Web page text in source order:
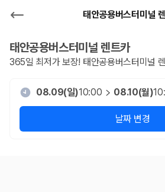
태안공용버스터미널
태안공용버스터미널 렌트카
365일 최저가 보장! 태안공용버스터미널
08.09(일)10:00 08.10(월)
날짜 변경